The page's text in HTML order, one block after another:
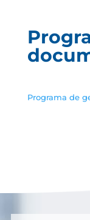
Programa de